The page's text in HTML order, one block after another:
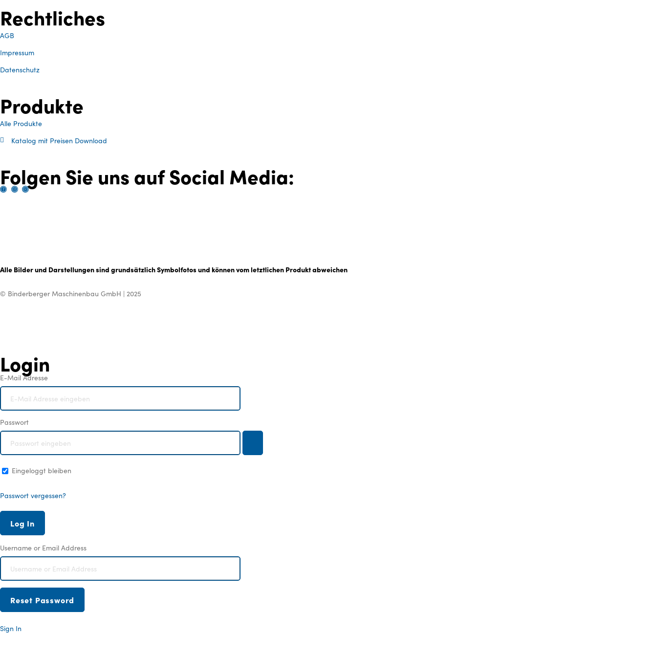
Rechtliches
AGB
Impressum
Datenschutz
Produkte
Alle Produkte
Katalog mit Preisen Download
Folgen Sie uns auf Social Media:
Alle Bilder und Darstellungen sind grundsätzlich Symbolfotos und können vom letztlichen Produkt abweichen
© Binderberger Maschinenbau GmbH | 2025
Login
E-Mail Adresse
Passwort
Eingeloggt bleiben
Passwort vergessen?
Username or Email Address
Sign In